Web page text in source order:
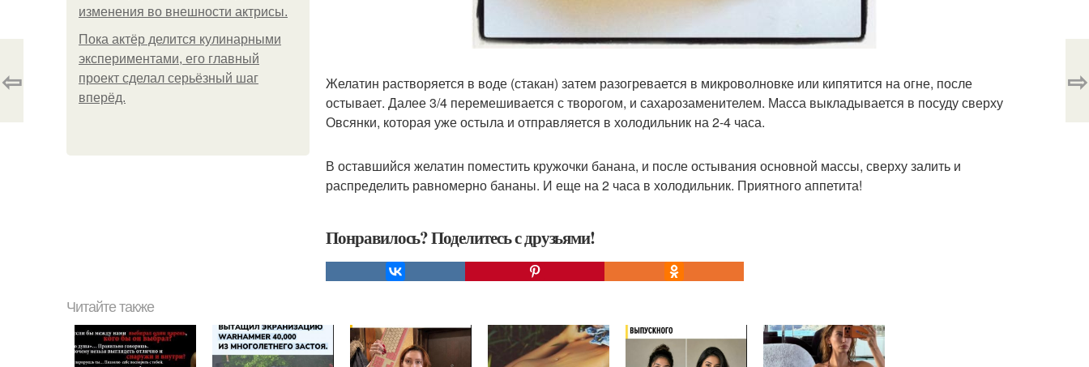
изменения во внешности актрисы.
Пока актёр делится кулинарными
экспериментами, его главный
проект сделал серьёзный шаг
вперёд.
Желатин растворяется в воде (стакан) затем разогревается в микроволновке или кипятится на огне, после
остывает. Далее 3/4 перемешивается с творогом, и сахарозаменителем. Масса выкладывается в посуду сверху
Овсянки, которая уже остыла и отправляется в холодильник на 2-4 часа.
В оставшийся желатин поместить кружочки банана, и после остывания основной массы, сверху залить и
распределить равномерно бананы. И еще на 2 часа в холодильник. Приятного аппетита!
Понравилось? Поделитесь с друзьями!
⇦ ⇨
Читайте также